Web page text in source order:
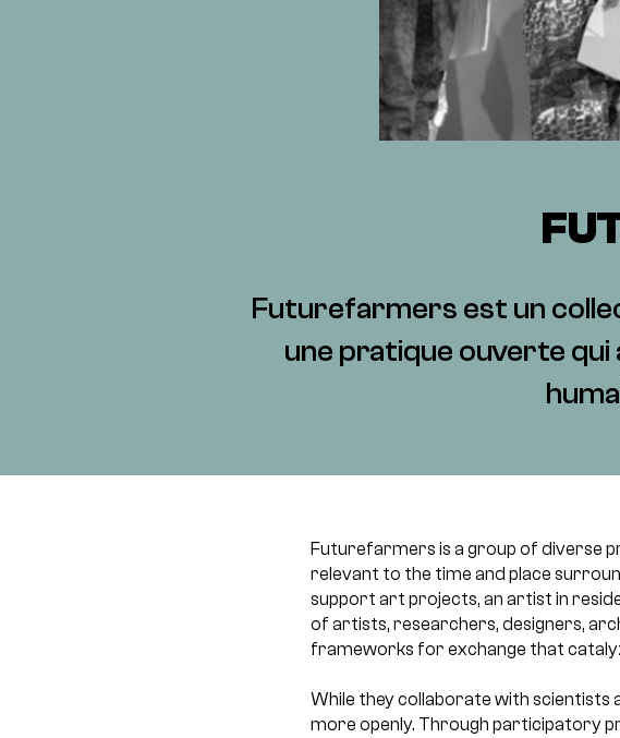
Futurefarmers est un
une pratique ouverte
Futurefarmers is a group of diverse
relevant to the time and place
support art projects, an artist in
of artists, researchers, designers,
frameworks for exchange that
While they collaborate with scientists
more openly. Through participatory